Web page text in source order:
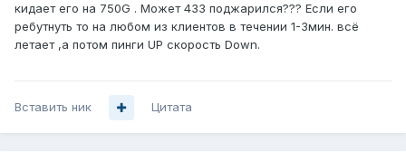
кидает его на 750G . Может 433 поджарился??? Если его
ребутнуть то на любом из клиентов в течении 1-3мин. всё
летает ,а потом пинги UP скорость Down.
Вставить ник Цитата